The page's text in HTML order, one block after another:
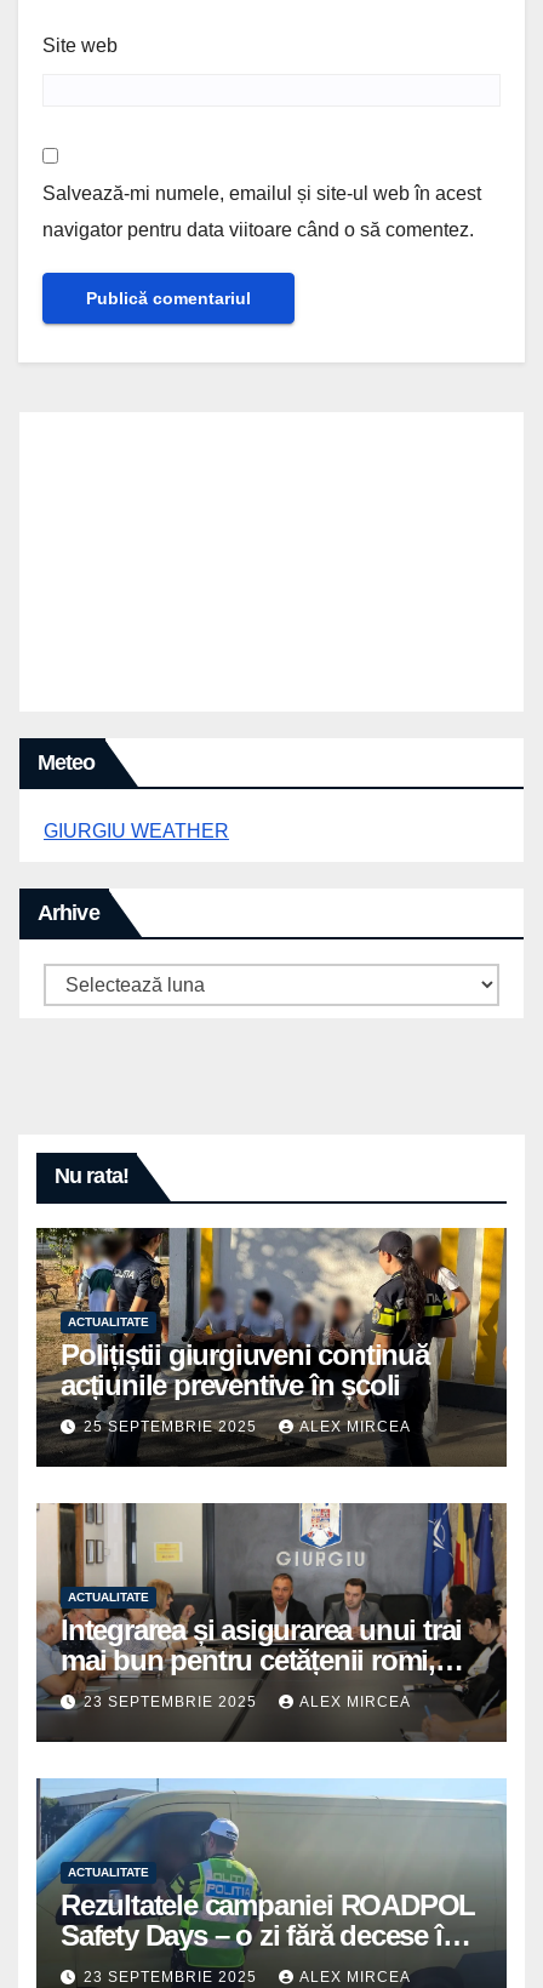
Site web
Salvează-mi numele, emailul și site-ul web în acest
navigator pentru data viitoare când o să comentez.
Meteo
GIURGIU WEATHER
Arhive
Arhive
Nu rata!
ACTUALITATE
Polițiștii giurgiuveni continuă
acțiunile preventive în școli
25 SEPTEMBRIE 2025 ALEX MIRCEA
ACTUALITATE
Integrarea și asigurarea unui trai
mai bun pentru cetățenii romi,
prioritate pentru instituțiile
publice giurgiuvene
23 SEPTEMBRIE 2025 ALEX MIRCEA
ACTUALITATE
Rezultatele campaniei ROADPOL
Safety Days – o zi fără decese în
trafic
23 SEPTEMBRIE 2025 ALEX MIRCEA